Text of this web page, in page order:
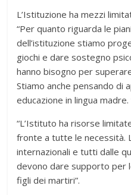
L’Istituzione ha mezzi
“Per quanto riguarda le
dell’istituzione stiamo
giochi e dare sostegno
hanno bisogno per
Stiamo anche pensando di
educazione in lingua madre.
“L’Istituto ha risorse
fronte a tutte le necessità.
internazionali e tutti dalle
devono dare supporto per
figli dei martiri”.